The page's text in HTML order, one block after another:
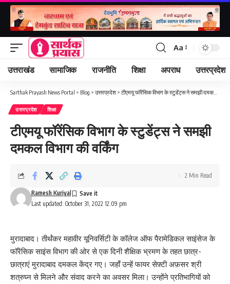
Font
Resizer
Aa
उत्तराखंड सामाजिक राजनीति शिक्षा अपराध उत्तरप्रदेश
Sarthak Prayash News Portal > Blog > उत्तरप्रदेश> टीएमयू फॉरेंसिक विभाग के स्टुडेंट्स ने समझी दमकल विभाग की वर्किंग
उत्तरप्रदेश शिक्षा
टीएमयू फॉरेंसिक विभाग के स्टुडेंट्स ने समझी
दमकल विभाग की वर्किंग
Last updated: October 31, 2022 12:09 pm
Ramesh Kuriyal
2 Min Read
मुरादाबाद। तीर्थंकर महावीर यूनिवर्सिटी के कॉलेज ऑफ पैरामेडिकल साइंसेज के
फॉरेंसिक साइंस विभाग की ओर से एक दिनी शैक्षिक भ्रमण के तहत छात्र-
छात्राएं मुरादाबाद दमकल केंद्र गए। जहाँ उन्हें फायर सेफ़्टी अफ़सर श्री
शत्रुघ्न से मिलने और संवाद करने का अवसर मिला। उन्होंने प्रतिभागियों को